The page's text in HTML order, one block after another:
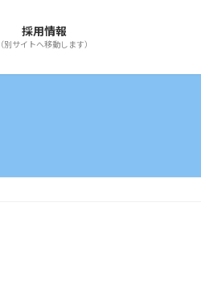
採用情報
（別サイトへ移動します）